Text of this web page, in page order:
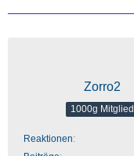
Zorro2
1000g Mitglied
Reaktionen